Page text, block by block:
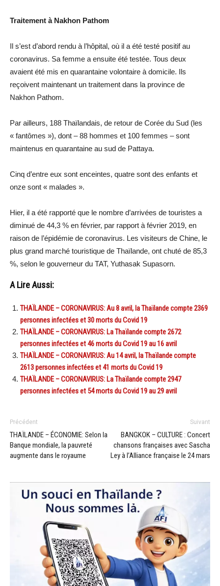
Traitement à Nakhon Pathom
Il s’est d’abord rendu à l’hôpital, où il a été testé positif au
coronavirus. Sa femme a ensuite été testée. Tous deux
avaient été mis en quarantaine volontaire à domicile. Ils
reçoivent maintenant un traitement dans la province de
Nakhon Pathom.
Par ailleurs, 188 Thaïlandais, de retour de Corée du Sud (les
« fantômes »), dont – 88 hommes et 100 femmes – sont
maintenus en quarantaine au sud de Pattaya.
Cinq d’entre eux sont enceintes, quatre sont des enfants et
onze sont « malades ».
Hier, il a été rapporté que le nombre d’arrivées de touristes a
diminué de 44,3 % en février, par rapport à février 2019, en
raison de l’épidémie de coronavirus. Les visiteurs de Chine, le
plus grand marché touristique de Thaïlande, ont chuté de 85,3
%, selon le gouverneur du TAT, Yuthasak Supasorn.
A Lire Aussi:
THAÏLANDE – CORONAVIRUS: Au 8 avril, la Thaïlande compte 2369
personnes infectées et 30 morts du Covid 19
THAÏLANDE – CORONAVIRUS: La Thaïlande compte 2672
personnes infectées et 46 morts du Covid 19 au 16 avril
THAÏLANDE – CORONAVIRUS: Au 14 avril, la Thaïlande compte
2613 personnes infectées et 41 morts du Covid 19
THAÏLANDE – CORONAVIRUS: La Thaïlande compte 2947
personnes infectées et 54 morts du Covid 19 au 29 avril
Précédent
THAÏLANDE – ÉCONOMIE: Selon la
Banque mondiale, la pauvreté
augmente dans le royaume
Suivant
BANGKOK – CULTURE : Concert
chansons françaises avec Sascha
Ley à l’Alliance française le 24 mars